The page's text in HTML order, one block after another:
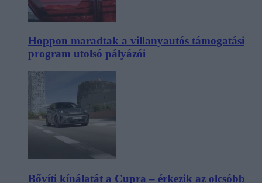
Hoppon maradtak a villanyautós támogatási
program utolsó pályázói
Bővíti kínálatát a Cupra – érkezik az olcsóbb